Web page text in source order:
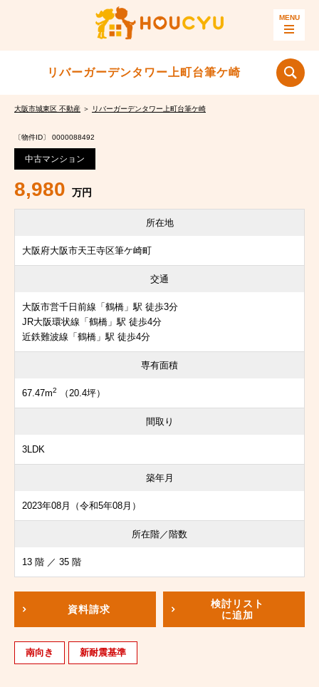
リバーガーデンタワー上町台筆ケ崎
大阪市城東区 不動産 ＞ リバーガーデンタワー上町台筆ケ崎
〔物件ID〕 0000088492
中古マンション
8,980 万円
所在地
大阪府大阪市天王寺区筆ケ崎町
交通
大阪市営千日前線「鶴橋」駅 徒歩3分
JR大阪環状線「鶴橋」駅 徒歩4分
近鉄難波線「鶴橋」駅 徒歩4分
専有面積
67.47m2 （20.4坪）
間取り
3LDK
築年月
2023年08月（令和5年08月）
所在階／階数
13 階 ／ 35 階
資料請求
検討リスト
に追加
南向き 新耐震基準